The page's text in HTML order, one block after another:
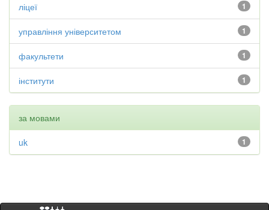
1
ліцеї
1
управління університетом
1
факультети
1
інститути
за мовами
1
uk